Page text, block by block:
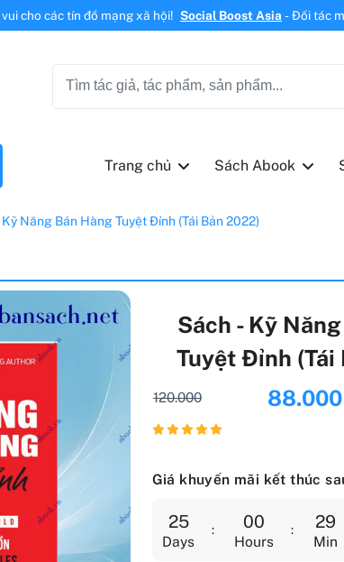
vui cho các tín đồ mạng xã hội! Social Boost Asia - Đối tác
Trang chủ Sách Abook
Kỹ Năng Bán Hàng Tuyệt Đỉnh (Tái Bản 2022)
Sách - Kỹ
Tuyệt Đỉnh (Tái
120.000 88.000
Giá khuyến mãi kết thúc
25
Days
00
Hours
29
Min